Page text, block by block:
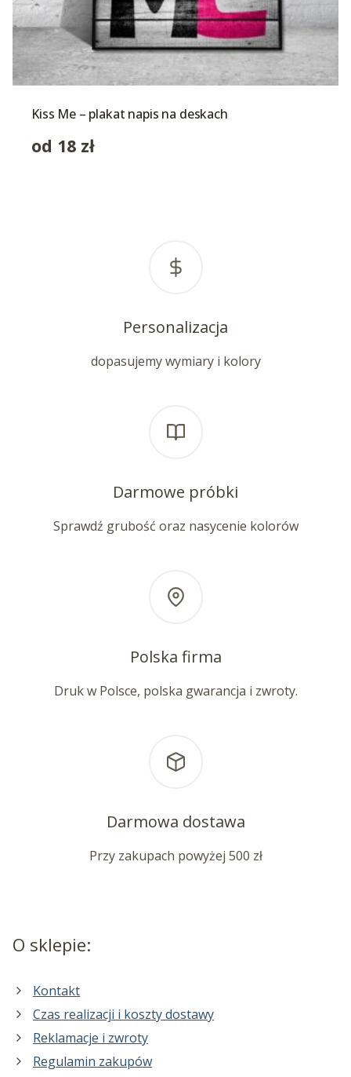
Kiss Me – plakat napis na deskach
od 18 zł
Personalizacja
dopasujemy wymiary i kolory
Darmowe próbki
Sprawdź grubość oraz nasycenie kolorów
Polska firma
Druk w Polsce, polska gwarancja i zwroty.
Darmowa dostawa
Przy zakupach powyżej 500 zł
O sklepie:
Kontakt
Czas realizacji i koszty dostawy
Reklamacje i zwroty
Regulamin zakupów